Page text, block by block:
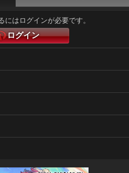
にはログインが必要です。
ログイン